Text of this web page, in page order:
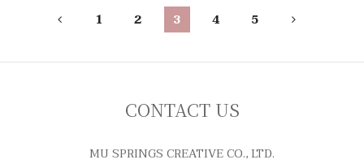
1 2 3 4 5
CONTACT US
MU SPRINGS CREATIVE CO., LTD.